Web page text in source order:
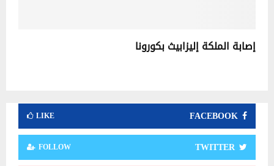
إصابة الملكة إليزابيث بكورونا
FACEBOOK
LIKE
TWITTER
FOLLOW